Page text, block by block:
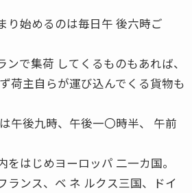
り始めるのは毎日午 後六時ご
で集荷 してくるものもあれば、
荷主自らが運び込んでくる貨物も
午後九時、午後一〇時半、 午前
はじめヨーロッパ 二一カ国。
ランス、ベ ネ ルクス三国、ドイ